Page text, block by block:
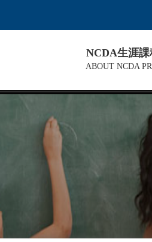
NCDA生涯
ABOUT NCDA